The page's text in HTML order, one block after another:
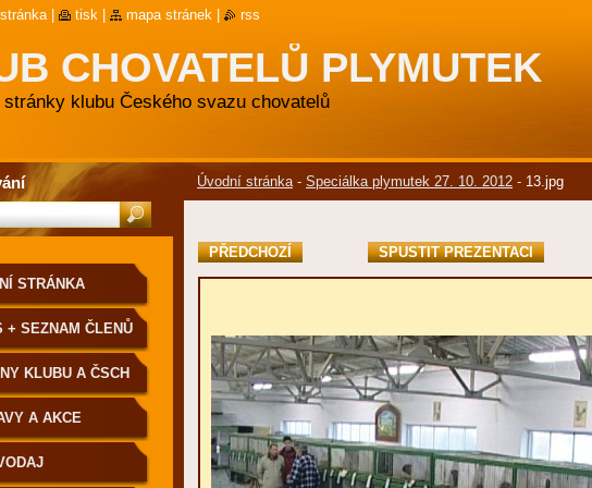
CHOVATELŮ PLYMUTEK
klubu Českého svazu chovatelů
Úvodní stránka - Speciálka plymutek 27. 10. 2012 - 13.jpg
PŘEDCHOZÍ SPUSTIT PREZENTACI
STRÁNKA
+ SEZNAM ČLENŮ
KLUBU A ČSCH
A AKCE
tisk mapa stránek rss